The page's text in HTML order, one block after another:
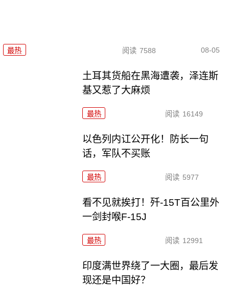
最热 阅读 7588 08-05
土耳其货船在黑海遭袭，泽连斯
基又惹了大麻烦
最热 阅读 16149
以色列内讧公开化！防长一句
话，军队不买账
最热 阅读 5977
看不见就挨打！歼-15T百公里外
一剑封喉F-15J
最热 阅读 12991
印度满世界绕了一大圈，最后发
现还是中国好？